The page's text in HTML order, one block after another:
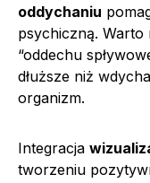
oddychaniu
psychiczną.
“oddechu
dłuższe niż
organizm.
Integracja
tworzeniu